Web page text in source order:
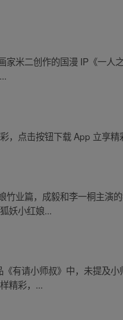
米二创作的国漫 IP《一人
，点击按钮下载 App 立享精
业篇，成毅和李一桐主演
妖小红娘...
有请小师叔》中，未提及
精彩，...